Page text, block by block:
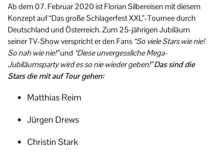
Ab dem 07. Februar 2020 ist Florian Silbereisen mit diesem
Konzept auf “Das große Schlagerfest XXL”-Tournee durch
Deutschland und Österreich. Zum 25-jährigen Jubiläum
seiner TV-Show verspricht er den Fans “So viele Stars wie nie!
So nah wie nie!”und “Diese unvergessliche Mega-
Jubiläumsparty wird es so nie wieder geben!”Das sind die
Stars die mit auf Tour gehen:
Matthias Reim
Jürgen Drews
Christin Stark